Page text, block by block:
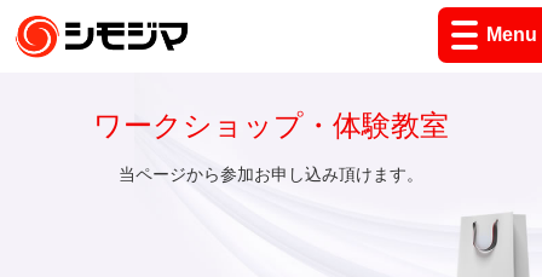
Menu
ワークショップ・体験教室
当ページから参加お申し込み頂けます。